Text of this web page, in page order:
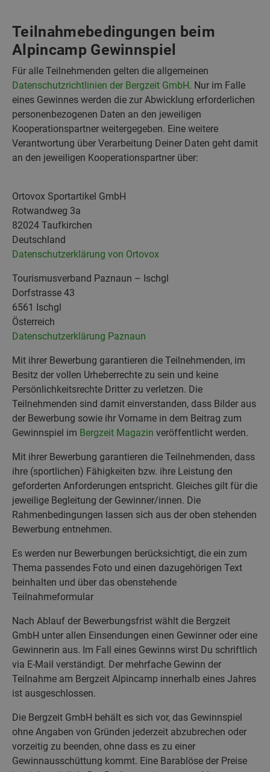
Teilnahmebedingungen beim
Alpincamp Gewinnspiel
Für alle Teilnehmenden gelten die allgemeinen
Datenschutzrichtlinien der Bergzeit GmbH. Nur im Falle
eines Gewinnes werden die zur Abwicklung erforderlichen
personenbezogenen Daten an den jeweiligen
Kooperationspartner weitergegeben. Eine weitere
Verantwortung über Verarbeitung Deiner Daten geht damit
an den jeweiligen Kooperationspartner über:
Ortovox Sportartikel GmbH
Rotwandweg 3a
82024 Taufkirchen
Deutschland
Datenschutzerklärung von Ortovox
Tourismusverband Paznaun – Ischgl
Dorfstrasse 43
6561 Ischgl
Österreich
Datenschutzerklärung Paznaun
Mit ihrer Bewerbung garantieren die Teilnehmenden, im
Besitz der vollen Urheberrechte zu sein und keine
Persönlichkeitsrechte Dritter zu verletzen. Die
Teilnehmenden sind damit einverstanden, dass Bilder aus
der Bewerbung sowie ihr Vorname in dem Beitrag zum
Gewinnspiel im Bergzeit Magazin veröffentlicht werden.
Mit ihrer Bewerbung garantieren die Teilnehmenden, dass
ihre (sportlichen) Fähigkeiten bzw. ihre Leistung den
geforderten Anforderungen entspricht. Gleiches gilt für die
jeweilige Begleitung der Gewinner/innen. Die
Rahmenbedingungen lassen sich aus der oben stehenden
Bewerbung entnehmen.
Es werden nur Bewerbungen berücksichtigt, die ein zum
Thema passendes Foto und einen dazugehörigen Text
beinhalten und über das obenstehende
Teilnahmeformular
Nach Ablauf der Bewerbungsfrist wählt die Bergzeit
GmbH unter allen Einsendungen einen Gewinner oder eine
Gewinnerin aus. Im Fall eines Gewinns wirst Du schriftlich
via E-Mail verständigt. Der mehrfache Gewinn der
Teilnahme am Bergzeit Alpincamp innerhalb eines Jahres
ist ausgeschlossen.
Die Bergzeit GmbH behält es sich vor, das Gewinnspiel
ohne Angaben von Gründen jederzeit abzubrechen oder
vorzeitig zu beenden, ohne dass es zu einer
Gewinnausschüttung kommt. Eine Barablöse der Preise